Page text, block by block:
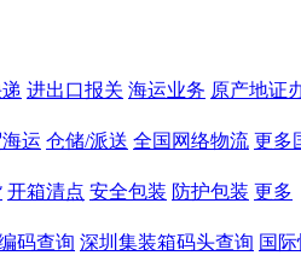
进出口报关 海运业务 原产地证
运 仓储/派送 全国网络物流 更多
开箱清点 安全包装 防护包装 更多
码查询 深圳集装箱码头查询 国